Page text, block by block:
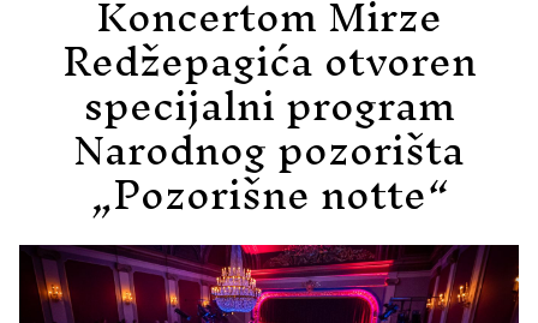
Redžepagića otvoren
specijalni program
Narodnog pozorišta
„Pozorišne notte“